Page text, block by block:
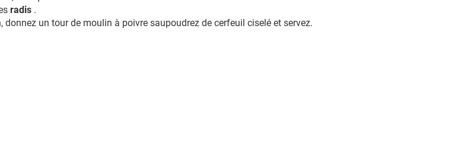
radis .
un tour de moulin à poivre saupoudrez de cerfeuil ciselé et servez.